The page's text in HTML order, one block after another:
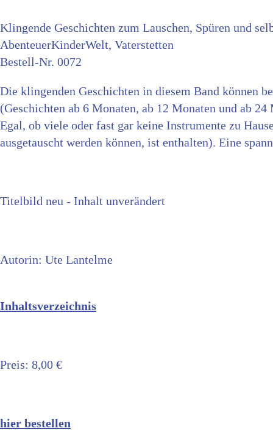
Klingende Geschichten zum Lauschen, Spüren und
AbenteuerKinderWelt, Vaterstetten
Bestell-Nr. 0072
Die klingenden Geschichten in diesem Band können
(Geschichten ab 6 Monaten, ab 12 Monaten und ab
Egal, ob viele oder fast gar keine Instrumente zu
ausgetauscht werden können, ist enthalten). Eine
Titelbild neu - Inhalt unverändert
Autorin: Ute Lantelme
Inhaltsverzeichnis
Preis: 8,00 €
hier bestellen